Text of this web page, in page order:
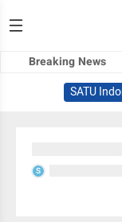
Breaking News
SATU
S